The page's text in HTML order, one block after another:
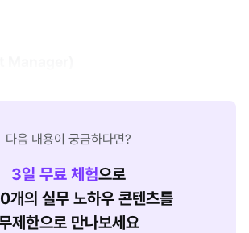
다음 내용이 궁금하다면?
3일 무료 체험으로
의 실무 노하우 콘텐츠를
제한으로 만나보세요